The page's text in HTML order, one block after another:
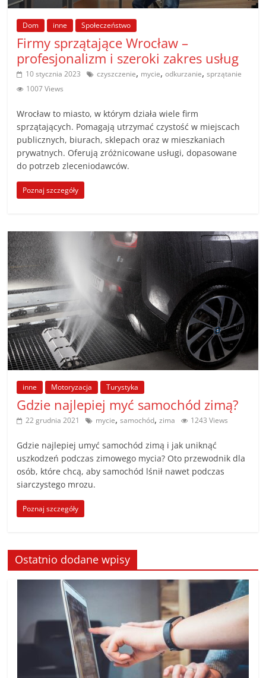
poradniki.
Porady
praktyczne
porady
wskazówki
poradniki
na
każdy
temat
Dom inne Społeczeństwo
Firmy sprzątające Wrocław –
profesjonalizm i szeroki zakres usług
10 stycznia 2023 czyszczenie, mycie,odkurzanie,sprzątanie
1007 Views
Wrocław to miasto, w którym działa wiele firm
sprzątających. Pomagają utrzymać czystość w miejscach
publicznych, biurach, sklepach oraz w mieszkaniach
prywatnych. Oferują zróżnicowane usługi, dopasowane
do potrzeb zleceniodawców.
Poznaj szczegóły
inne Motoryzacja Turystyka
Gdzie najlepiej myć samochód zimą?
22 grudnia 2021 mycie,samochód,zima 1243 Views
Gdzie najlepiej umyć samochód zimą i jak uniknąć
uszkodzeń podczas zimowego mycia? Oto przewodnik dla
osób, które chcą, aby samochód lśnił nawet podczas
siarczystego mrozu.
Poznaj szczegóły
Ostatnio dodane wpisy